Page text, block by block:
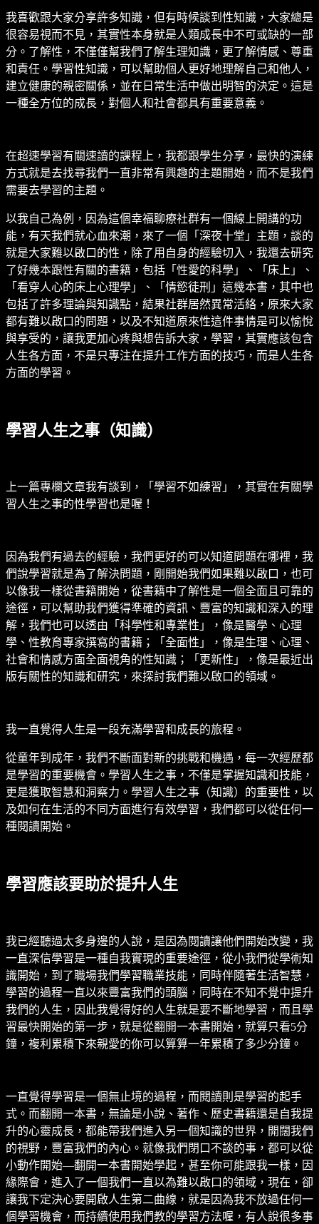
我喜歡跟大家分享許多知識，但有時候談到性知識，大家總是
很容易視而不見，其實性本身就是人類成長中不可或缺的一部
分。了解性，不僅僅幫我們了解生理知識，更了解情感、尊重
和責任。學習性知識，可以幫助個人更好地理解自己和他人，
建立健康的親密關係，並在日常生活中做出明智的決定。這是
一種全方位的成長，對個人和社會都具有重要意義。
在超速學習有關速讀的課程上，我都跟學生分享，最快的演練
方式就是去找尋我們一直非常有興趣的主題開始，而不是我們
需要去學習的主題。
以我自己為例，因為這個幸福聊療社群有一個線上開講的功
能，有天我們就心血來潮，來了一個「深夜十堂」主題，談的
就是大家難以啟口的性，除了用自身的經驗切入，我還去研究
了好幾本跟性有關的書籍，包括「性愛的科學」、「床上」、
「看穿人心的床上心理學」、「情慾徒刑」這幾本書，其中也
包括了許多理論與知識點，結果社群居然異常活絡，原來大家
都有難以啟口的問題，以及不知道原來性這件事情是可以愉悅
與享受的，讓我更加心疼與想告訴大家，學習，其實應該包含
人生各方面，不是只專注在提升工作方面的技巧，而是人生各
方面的學習。
學習人生之事（知識）
上一篇專欄文章我有談到，「學習不如練習」，其實在有關學
習人生之事的性學習也是喔！
因為我們有過去的經驗，我們更好的可以知道問題在哪裡，我
們說學習就是為了解決問題，剛開始我們如果難以啟口，也可
以像我一樣從書籍開始，從書籍中了解性是一個全面且可靠的
途徑，可以幫助我們獲得準確的資訊、豐富的知識和深入的理
解，我們也可以透由「科學性和專業性」，像是醫學、心理
學、性教育專家撰寫的書籍；「全面性」，像是生理、心理、
社會和情感方面全面視角的性知識；「更新性」，像是最近出
版有關性的知識和研究，來探討我們難以啟口的領域。
我一直覺得人生是一段充滿學習和成長的旅程。
從童年到成年，我們不斷面對新的挑戰和機遇，每一次經歷都
是學習的重要機會。學習人生之事，不僅是掌握知識和技能，
更是獲取智慧和洞察力。學習人生之事（知識）的重要性，以
及如何在生活的不同方面進行有效學習，我們都可以從任何一
種閱讀開始。
學習應該要助於提升人生
我已經聽過太多身邊的人說，是因為閱讀讓他們開始改變，我
一直深信學習是一種自我實現的重要途徑，從小我們從學術知
識開始，到了職場我們學習職業技能，同時伴隨著生活智慧，
學習的過程一直以來豐富我們的頭腦，同時在不知不覺中提升
我們的人生，因此我覺得好的人生就是要不斷地學習，而且學
習最快開始的第一步，就是從翻開一本書開始，就算只看5分
鐘，複利累積下來親愛的你可以算算一年累積了多少分鐘。
一直覺得學習是一個無止境的過程，而閱讀則是學習的起手
式。而翻開一本書，無論是小說、著作、歷史書籍還是自我提
升的心靈成長，都能帶我們進入另一個知識的世界，開闊我們
的視野，豐富我們的內心。就像我們閉口不談的事，都可以從
小動作開始—翻開一本書開始學起，甚至你可能跟我一樣，因
緣際會，進入了一個我們一直以為難以啟口的領域，現在，卻
讓我下定決心要開啟人生第二曲線，就是因為我不放過任何一
個學習機會，而持續使用我們教的學習方法喔，有人說很多事